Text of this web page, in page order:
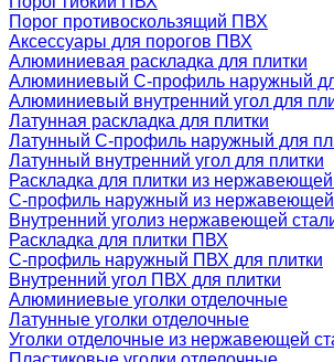
Порог противоскользящий ПВХ
Аксессуары для порогов ПВХ
Алюминиевая раскладка для плитки
Алюминиевый С-профиль наружный
Алюминиевый внутренний угол для
Латунная раскладка для плитки
Латунный С-профиль наружный для
Латунный внутренний угол для плитки
Раскладка для плитки из нержавеющей
С-профиль наружный из нержавеющей
Внутренний уголиз нержавеющей
Раскладка для плитки ПВХ
С-профиль наружный ПВХ для плитки
Внутренний угол ПВХ для плитки
Алюминиевые уголки отделочные
Латунные уголки отделочные
Уголки отделочные из нержавеющей